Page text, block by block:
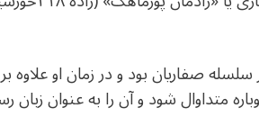
سلسله صفاریان بود و در زمان او
متداوال شود و آن را به عنوان زبان